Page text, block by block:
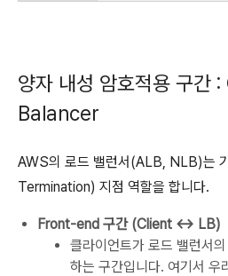
양자 내성 암호적용 구
Balancer
AWS의 로드 밸런서(ALB, NLB)는
Termination) 지점 역할을 합니다.
Front-end 구간 (Client ↔ LB)
클라이언트가 로드 밸런서
하는 구간입니다. 여기서 우